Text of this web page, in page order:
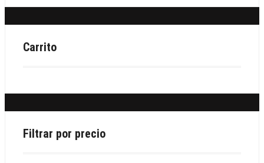
Carrito
Filtrar por precio